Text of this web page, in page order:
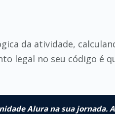
da atividade,
legal no seu código é
Alura na sua jornada.